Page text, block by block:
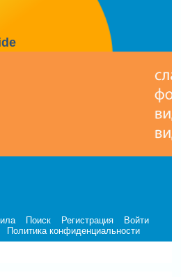
Поиск Регистрация
Войти
Политика конфиденциальности